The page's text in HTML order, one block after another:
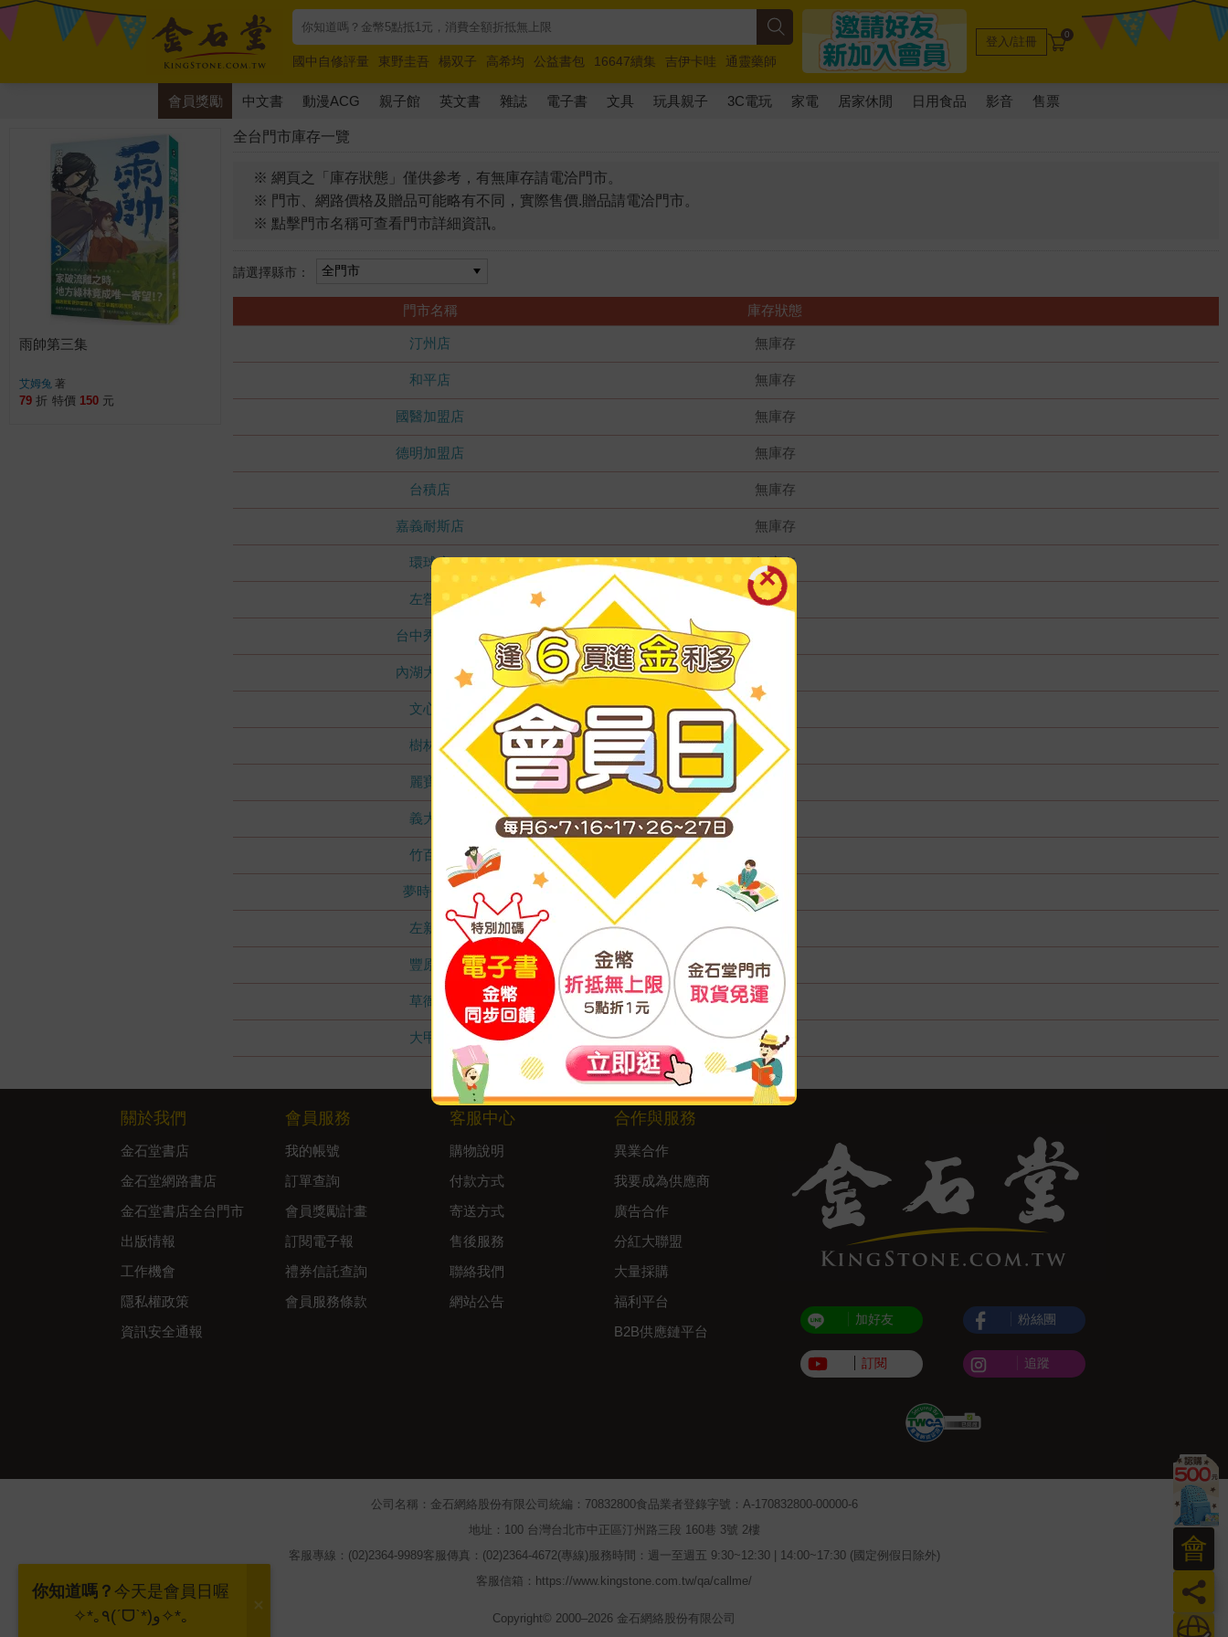
國中自修評量 東野圭吾 楊双子 高希均 公益書包 16647續集 吉伊卡哇
通靈藥師
唯紅花綻放
奧德賽 路邊攤新作 馬斯克 玩具總動員5 超慢跑
登入/註冊 0
會員獎勵 中文書 動漫ACG 親子館 英文書 雜誌 電子書 文具 玩具親子 3C電玩 家電 居家休閒 日用食品 影音 售票
全台門市庫存一覽
※ 網頁之「庫存狀態」僅供參考，有無庫存請電洽門市。
※ 門市、網路價格及贈品可能略有不同，實際售價.贈品請電洽門市。
※ 點擊門市名稱可查看門市詳細資訊。
請選擇縣市：
門市名稱 庫存狀態
汀州店 無庫存
和平店 無庫存
國醫加盟店 無庫存
德明加盟店 無庫存
台積店 無庫存
嘉義耐斯店 無庫存
環球店 無庫存
左營店 無庫存
台中秀泰店
內湖大潤發
文心店
樹林店 無庫存
麗寶店 無庫存
義大店
竹百店
夢時代店 無庫存
左新店
豐原店 無庫存
草衙店 無庫存
大甲店 無庫存
雨帥第三集
艾姆兔 著
79 折 特價 150 元
員
會
關於我們
金石堂書店
金石堂網路書店
金石堂書店全台門市
出版情報
工作機會
隱私權政策
資訊安全通報
會員服務
我的帳號
訂單查詢
會員獎勵計畫
訂閱電子報
禮券信託查詢
會員服務條款
客服中心
購物說明
付款方式
寄送方式
售後服務
聯絡我們
網站公告
合作與服務
異業合作
我要成為供應商
廣告合作
分紅大聯盟
大量採購
福利平台
B2B供應鏈平台
加好友
訂閱
粉絲團
追蹤
公司名稱：金石網絡股份有限公司 統編：70832800食品業者登錄字號：A-170832800-00000-6
地址：100 台灣台北市中正區汀州路三段 160巷 3號 2樓
客服專線：(02)2364-9989客服傳真：(02)2364-4672(專線) 服務時間：週一至週五 9:30~12:30 | 14:00~17:30 (國定例假日除外)
客服信箱：https://www.kingstone.com.tw/qa/callme/
Copyright© 2000–2026 金石網絡股份有限公司
你知道嗎？ 今天是會員日喔
✧*｡٩(ˊᗜˋ*)و✧*｡